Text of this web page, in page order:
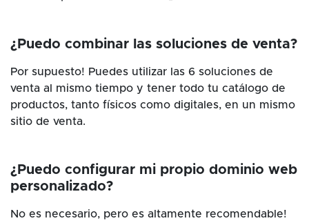
¿Puedo combinar las soluciones de venta?
Por supuesto! Puedes utilizar las 6 soluciones de
venta al mismo tiempo y tener todo tu catálogo de
productos, tanto físicos como digitales, en un mismo
sitio de venta.
¿Puedo configurar mi propio dominio web
personalizado?
No es necesario, pero es altamente recomendable!